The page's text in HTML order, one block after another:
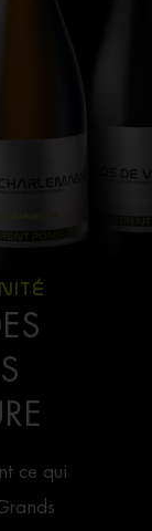
ce qui